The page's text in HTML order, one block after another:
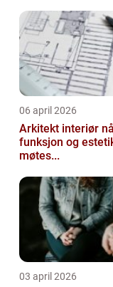
06 april 2026
Arkitekt interiør når
funksjon og
møtes...
03 april 2026